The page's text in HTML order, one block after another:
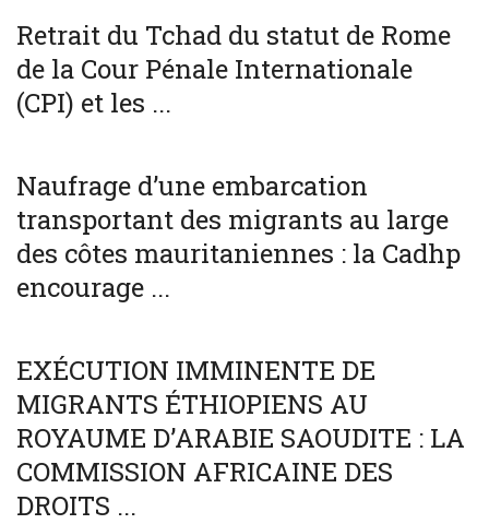
Retrait du Tchad du statut de Rome
de la Cour Pénale Internationale
(CPI) et les ...
Naufrage d’une embarcation
transportant des migrants au large
des côtes mauritaniennes : la Cadhp
encourage ...
SOCIÉTÉ
EXÉCUTION IMMINENTE DE
MIGRANTS ÉTHIOPIENS AU
ROYAUME D’ARABIE SAOUDITE : LA
COMMISSION AFRICAINE DES
DROITS ...